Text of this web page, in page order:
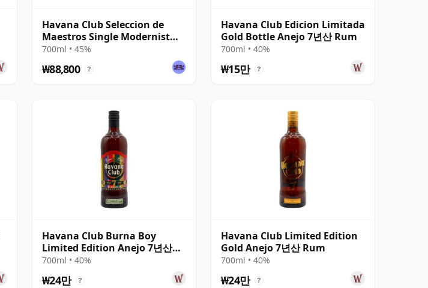
Havana Club Seleccion de
Maestros Single Modernist
Rum
700ml • 45%
₩88,800 ?
Havana Club Edicion Limitada
Gold Bottle Anejo 7년산 Rum
700ml • 40%
₩15만 ?
Havana Club Burna Boy
Limited Edition Anejo 7년산
Rum
700ml • 40%
₩24만 ?
Havana Club Limited Edition
Gold Anejo 7년산 Rum
700ml • 40%
₩24만 ?